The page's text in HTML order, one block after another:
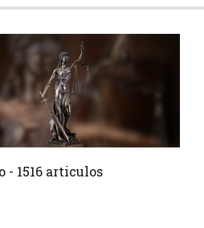
1516 Articulos
- 1516 articulos